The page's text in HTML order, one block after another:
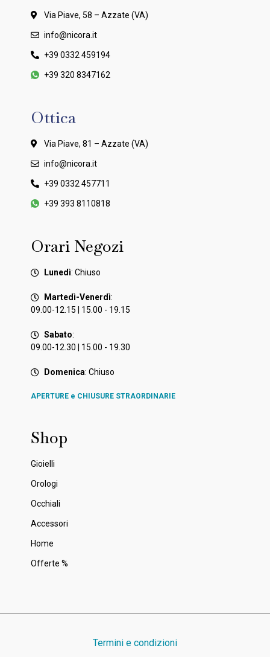
Via Piave, 58 – Azzate (VA)
info@nicora.it
+39 0332 459194
+39 320 8347162
Ottica
Via Piave, 81 – Azzate (VA)
info@nicora.it
+39 0332 457711
+39 393 8110818
Orari Negozi
Lunedì: Chiuso
Martedì-Venerdì:
09.00-12.15 | 15.00 - 19.15
Sabato:
09.00-12.30 | 15.00 - 19.30
Domenica: Chiuso
APERTURE e CHIUSURE STRAORDINARIE
Shop
Gioielli
Orologi
Occhiali
Accessori
Home
Offerte %
Termini e condizioni